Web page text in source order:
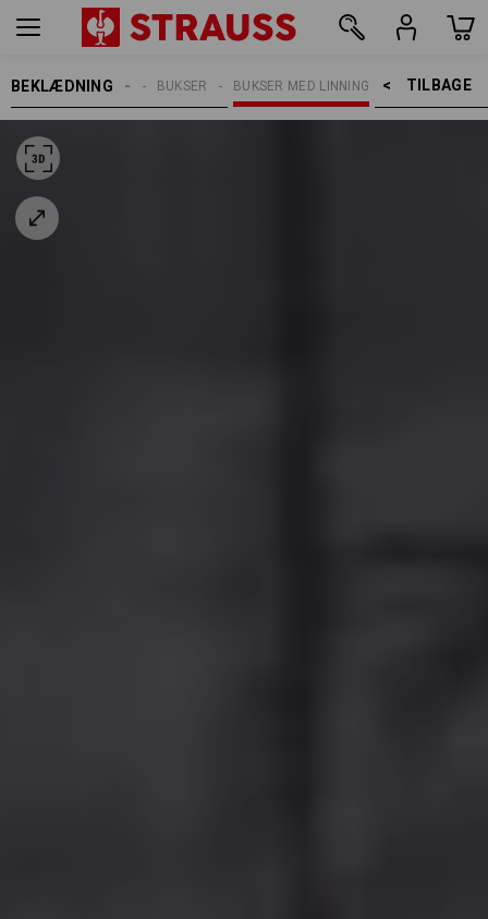
BEKLÆDNING TILBAGE    >
BUKSER MED LINNING
BUKSER
ARBEJDSBUKSER